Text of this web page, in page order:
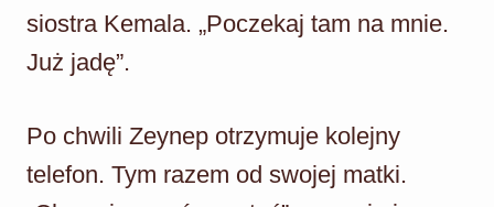
siostra Kemala. „Poczekaj tam na mnie.
Już jadę”.
Po chwili Zeynep otrzymuje kolejny
telefon. Tym razem od swojej matki.